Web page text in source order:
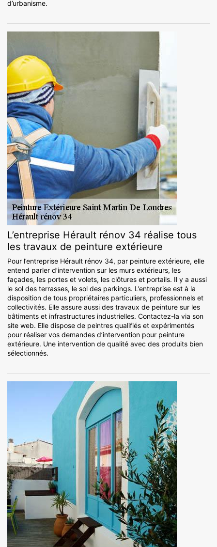
d’urbanisme.
L’entreprise Hérault rénov 34 réalise tous
les travaux de peinture extérieure
Pour l’entreprise Hérault rénov 34, par peinture extérieure, elle
entend parler d’intervention sur les murs extérieurs, les
façades, les portes et volets, les clôtures et portails. Il y a aussi
le sol des terrasses, le sol des parkings. L’entreprise est à la
disposition de tous propriétaires particuliers, professionnels et
collectivités. Elle assure aussi des travaux de peinture sur les
bâtiments et infrastructures industrielles. Contactez-la via son
site web. Elle dispose de peintres qualifiés et expérimentés
pour réaliser vos demandes d’intervention pour peinture
extérieure. Une intervention de qualité avec des produits bien
sélectionnés.